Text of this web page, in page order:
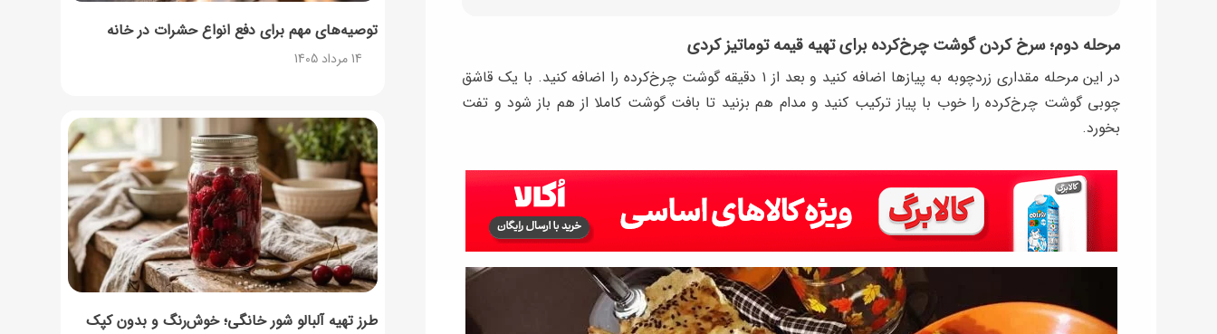
مرحله دوم؛ سرخ کردن گوشت چرخ‌کرده برای تهیه قیمه توماتیز کردی
در این مرحله مقداری زردچوبه به پیازها اضافه کنید و بعد از ۱ دقیقه گوشت چرخ‌کرده را اضافه کنید. با یک قاشق
چوبی گوشت چرخ‌کرده را خوب با پیاز ترکیب کنید و مدام هم بزنید تا بافت گوشت کاملا از هم باز شود و تفت
بخورد.
توصیه‌های مهم برای دفع انواع حشرات در خانه
14 مرداد 1405
طرز تهیه آلبالو شور خانگی؛ خوش‌رنگ و بدون کپک